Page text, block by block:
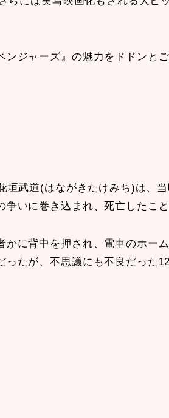
ジャーズ』の魅力をドドンと
垣武道(はながきたけみち)は、
いに巻き込まれ、死亡したこと
に背中を押され、電車のホー
たが、不思議にも不良だった